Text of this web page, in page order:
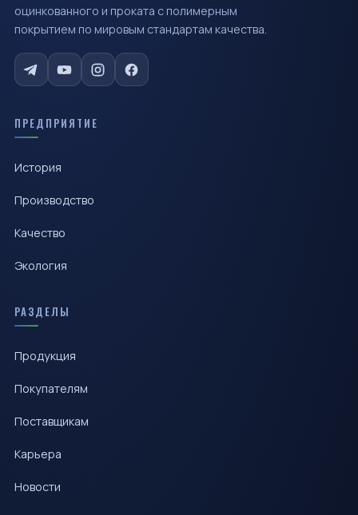
оцинкованного и проката с полимерным
покрытием по мировым стандартам качества.
ПРЕДПРИЯТИЕ
История
Производство
Качество
Экология
РАЗДЕЛЫ
Продукция
Покупателям
Поставщикам
Карьера
Новости